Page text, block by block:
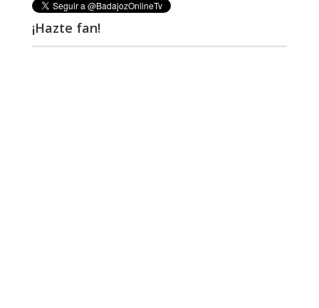
¡Hazte fan!